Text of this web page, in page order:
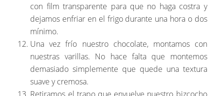
con film transparente para que no haga costra y
dejamos enfriar en el frigo durante una hora o dos
mínimo.
Una vez frío nuestro chocolate, montamos con
nuestras varillas. No hace falta que montemos
demasiado simplemente que quede una textura
suave y cremosa.